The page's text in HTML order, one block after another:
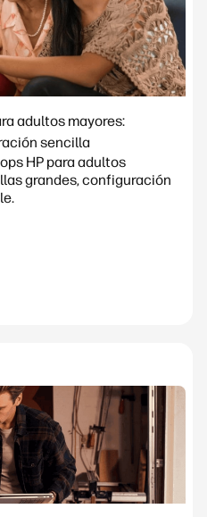
adultos mayores:
sencilla
HP para adultos
grandes, configuración